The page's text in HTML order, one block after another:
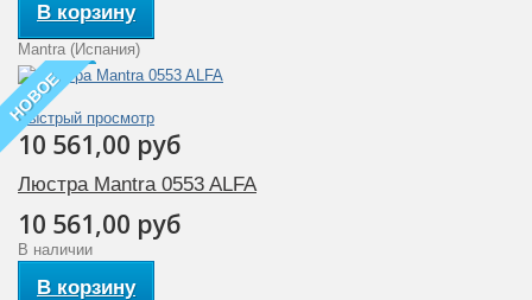
В корзину
Mantra (Испания)
Быстрый просмотр
10 561,00 руб
НОВОЕ
Люстра Mantra 0553 ALFA
10 561,00 руб
В наличии
В корзину